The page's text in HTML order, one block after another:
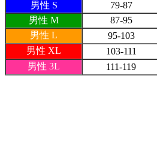
男性 S
79-87
男性 M
87-95
男性 L
95-103
男性 XL
103-111
男性 3L
111-119